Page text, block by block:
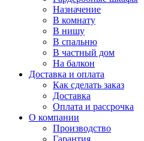
Назначение
В комнату
В нишу
В спальню
В частный дом
На балкон
Доставка и оплата
Как сделать заказ
Доставка
Оплата и рассрочка
О компании
Производство
Гарантия